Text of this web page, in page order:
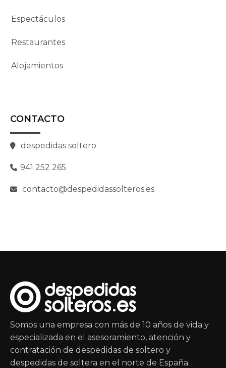
Espectáculos
Restaurantes
Alojamientos
CONTACTO
despedidas soltero
941 252 265
contacto@despedidassolteros.es
Somos una empresa con más de 10 años de vida y
especializada en el asesoramiento, atención y
contratación de despedidas de soltero y
despedidas de soltera en el norte de España.